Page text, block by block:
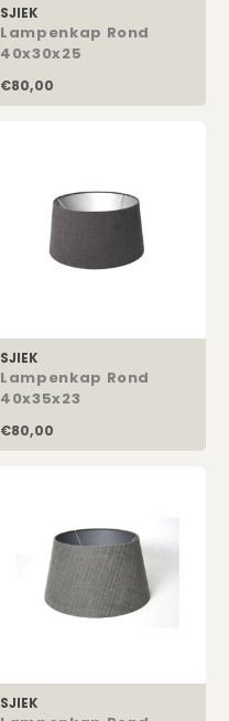
SJIEK
Lampenkap Rond
40x30x25
€80,00
SJIEK
Lampenkap Rond
40x35x23
€80,00
SJIEK